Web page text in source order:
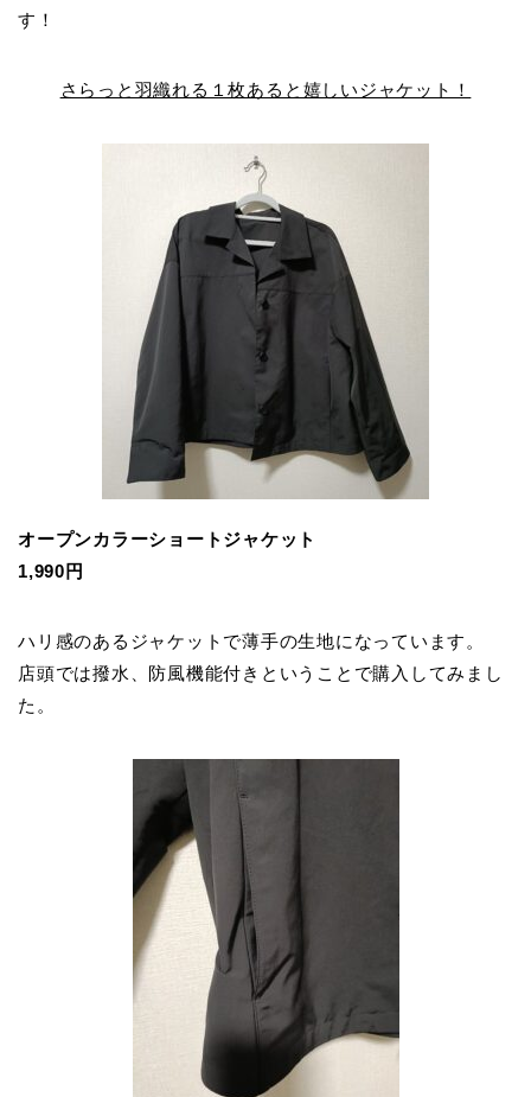
す！
さらっと羽織れる１枚あると嬉しいジャケット！
オープンカラーショートジャケット
1,990円
ハリ感のあるジャケットで薄手の生地になっています。
店頭では撥水、防風機能付きということで購入してみまし
た。